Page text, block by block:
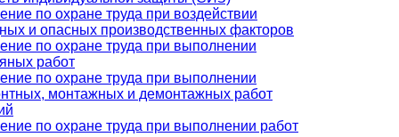
по охране труда при воздействии
и опасных производственных факторов
по охране труда при выполнении
работ
по охране труда при выполнении
монтажных и демонтажных работ
по охране труда при выполнении работ